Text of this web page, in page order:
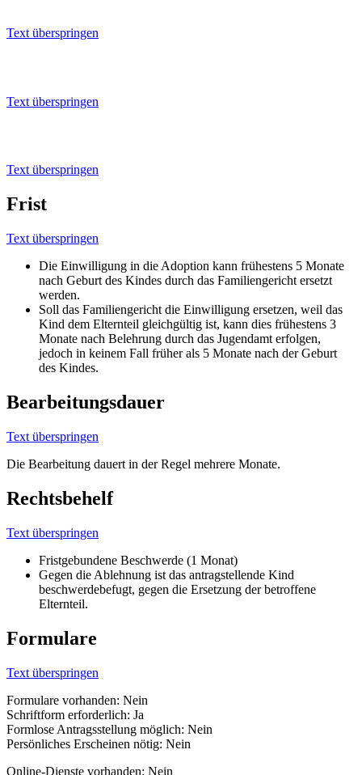
Text überspringen
Text überspringen
Text überspringen
Frist
Text überspringen
Die Einwilligung in die Adoption kann frühestens 5 Monate
nach Geburt des Kindes durch das Familiengericht ersetzt
werden.
Soll das Familiengericht die Einwilligung ersetzen, weil das
Kind dem Elternteil gleichgültig ist, kann dies frühestens 3
Monate nach Belehrung durch das Jugendamt erfolgen,
jedoch in keinem Fall früher als 5 Monate nach der Geburt
des Kindes.
Bearbeitungsdauer
Text überspringen
Die Bearbeitung dauert in der Regel mehrere Monate.
Rechtsbehelf
Text überspringen
Fristgebundene Beschwerde (1 Monat)
Gegen die Ablehnung ist das antragstellende Kind
beschwerdebefugt, gegen die Ersetzung der betroffene
Elternteil.
Formulare
Text überspringen
Formulare vorhanden: Nein
Schriftform erforderlich: Ja
Formlose Antragsstellung möglich: Nein
Persönliches Erscheinen nötig: Nein
Online-Dienste vorhanden: Nein